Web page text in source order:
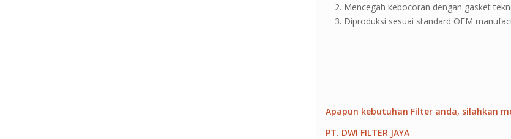
Mencegah kebocoran dengan gasket
Diproduksi sesuai standard OEM
Apapun kebutuhan Filter anda, silahkan
PT. DWI FILTER JAYA